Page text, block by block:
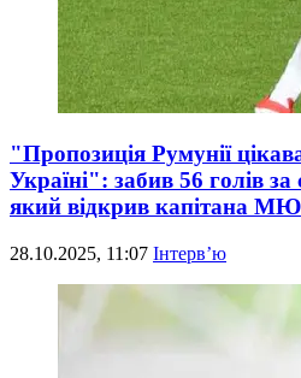
"Пропозиція Румунії
Україні": забив 56 голів за
який відкрив капітана МЮ
28.10.2025, 11:07 Інтерв’ю